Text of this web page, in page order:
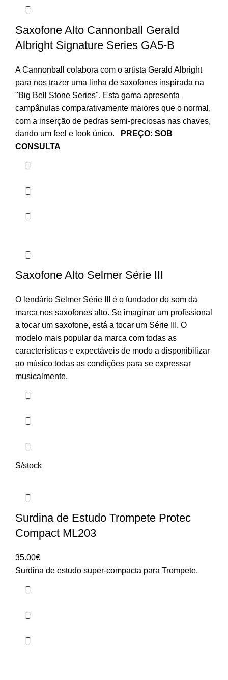
Saxofone Alto Cannonball Gerald
Albright Signature Series GA5-B
A Cannonball colabora com o artista Gerald Albright
para nos trazer uma linha de saxofones inspirada na
"Big Bell Stone Series". Esta gama apresenta
campânulas comparativamente maiores que o normal,
com a inserção de pedras semi-preciosas nas chaves,
dando um feel e look único.
PREÇO: SOB
CONSULTA
Saxofone Alto Selmer Série III
O lendário Selmer Série III é o fundador do som da
marca nos saxofones alto. Se imaginar um profissional
a tocar um saxofone, está a tocar um Série III. O
modelo mais popular da marca com todas as
características e expectáveis de modo a disponibilizar
ao músico todas as condições para se expressar
musicalmente.
S/stock
Surdina de Estudo Trompete Protec
Compact ML203
35.00€
Surdina de estudo super-compacta para Trompete.